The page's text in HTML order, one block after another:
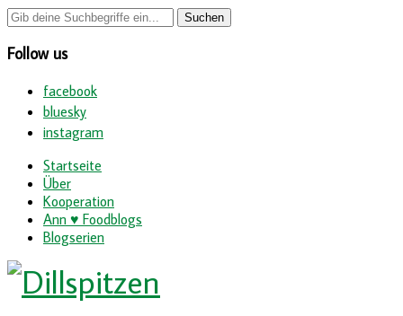
Follow us
facebook
bluesky
instagram
Startseite
Über
Kooperation
Ann ♥ Foodblogs
Blogserien